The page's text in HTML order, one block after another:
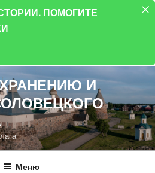
И
Меню
ПОМОГИТЕ